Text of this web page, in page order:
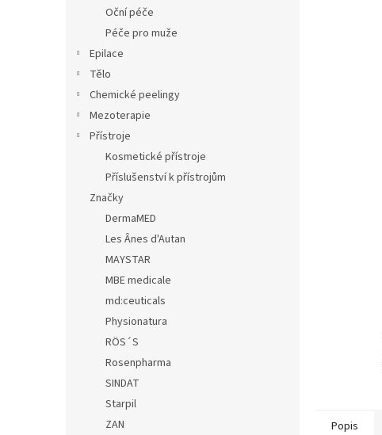
Oční péče
Péče pro muže
Epilace
Tělo
Chemické peelingy
Mezoterapie
Přístroje
Kosmetické přístroje
Příslušenství k přístrojům
Značky
DermaMED
Les Ânes d'Autan
MAYSTAR
MBE medicale
md:ceuticals
Physionatura
RÖS´S
Rosenpharma
SINDAT
Starpil
ZAN
Popis